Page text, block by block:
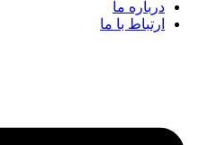
درباره ما
ارتباط با ما